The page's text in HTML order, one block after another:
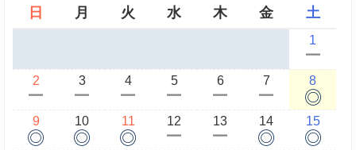
日 月 火 水 木 金 土
1
ー
2
ー
3
ー
4
ー
5
ー
6
ー
7
ー
8
◎
9
◎
10
◎
11
◎
12
ー
13
ー
14
◎
15
◎